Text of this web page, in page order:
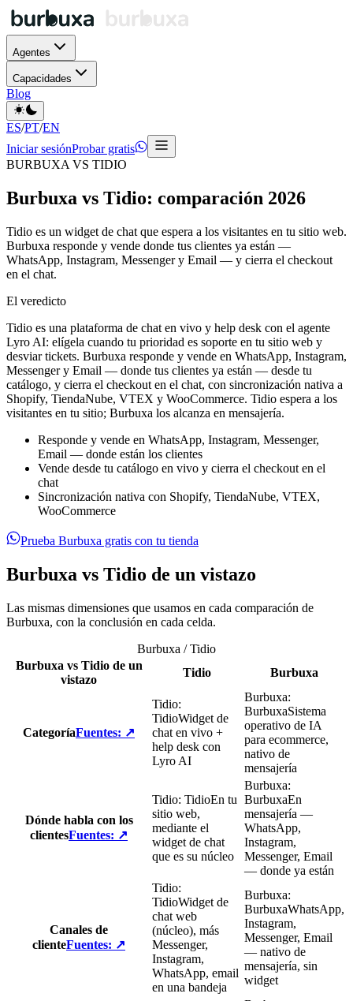
Agentes
Capacidades
Blog
ES/PT/EN
Iniciar sesiónProbar gratis
BURBUXA VS TIDIO
Burbuxa vs Tidio: comparación 2026
Tidio es un widget de chat que espera a los visitantes en tu sitio web.
Burbuxa responde y vende donde tus clientes ya están —
WhatsApp, Instagram, Messenger y Email — y cierra el checkout
en el chat.
El veredicto
Tidio es una plataforma de chat en vivo y help desk con el agente
Lyro AI: elígela cuando tu prioridad es soporte en tu sitio web y
desviar tickets. Burbuxa responde y vende en WhatsApp, Instagram,
Messenger y Email — donde tus clientes ya están — desde tu
catálogo, y cierra el checkout en el chat, con sincronización nativa a
Shopify, TiendaNube, VTEX y WooCommerce. Tidio espera a los
visitantes en tu sitio; Burbuxa los alcanza en mensajería.
Responde y vende en WhatsApp, Instagram, Messenger,
Email — donde están los clientes
Vende desde tu catálogo en vivo y cierra el checkout en el
chat
Sincronización nativa con Shopify, TiendaNube, VTEX,
WooCommerce
Prueba Burbuxa gratis con tu tienda
Burbuxa vs Tidio de un vistazo
Las mismas dimensiones que usamos en cada comparación de
Burbuxa, con la conclusión en cada celda.
Burbuxa / Tidio
Burbuxa vs Tidio de un
vistazo
Tidio Burbuxa
CategoríaFuentes: ↗
Tidio:
TidioWidget de
chat en vivo +
help desk con
Lyro AI
Burbuxa:
BurbuxaSistema
operativo de IA
para ecommerce,
nativo de
mensajería
Dónde habla con los
clientesFuentes: ↗
Tidio: TidioEn tu
sitio web,
mediante el
widget de chat
que es su núcleo
Burbuxa:
BurbuxaEn
mensajería —
WhatsApp,
Instagram,
Messenger, Email
— donde ya están
Canales de
clienteFuentes: ↗
Tidio:
TidioWidget de
chat web
(núcleo), más
Messenger,
Instagram,
WhatsApp, email
en una bandeja
Burbuxa:
BurbuxaWhatsApp,
Instagram,
Messenger, Email
— nativo de
mensajería, sin
widget